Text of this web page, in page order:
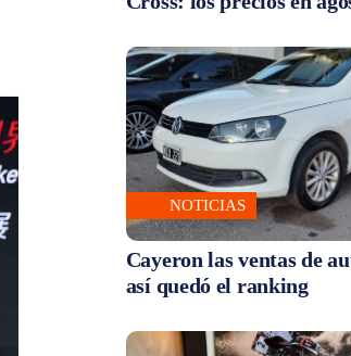
NOTICIAS
Cayeron las ventas de
así quedó el ranking